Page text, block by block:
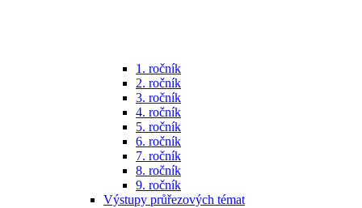
1. ročník
2. ročník
3. ročník
4. ročník
5. ročník
6. ročník
7. ročník
8. ročník
9. ročník
Výstupy průřezových témat